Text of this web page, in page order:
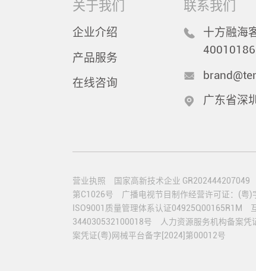
关于我们
企业介绍
产品服务
在线咨询
联系我们
十方融海
广东省深
营业执照 国家高新技术企业 GR202444207049
第C1026号
广播电视节目制作经营许可证：(粤)
ISO9001质量管理体系认证04925Q00165R1M
344030532100018号
人力资源服务机构备案
案凭证(粤)网械平台备字[2024]第00012号